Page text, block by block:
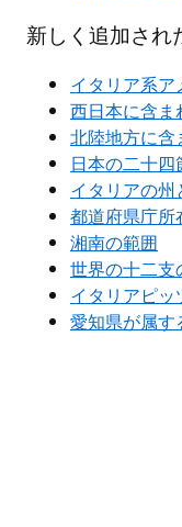
新しく追加され
イタリア系ア
西日本に含ま
北陸地方に含
日本の二十四
イタリアの
都道府県庁所
湘南の範囲
世界の十二支
イタリアピ
愛知県が属す